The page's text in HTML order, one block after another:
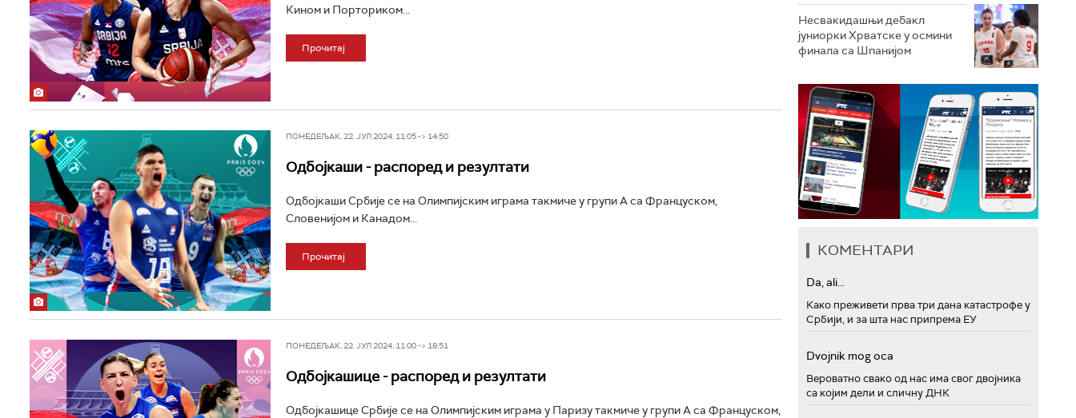
Кином и Порториком...
Прочитај
ПОНЕДЕЉАК, 22. ЈУЛ 2024, 11:05 -> 14:50
Одбојкаши - распоред и резултати
Одбојкаши Србије се на Олимпијским играма такмиче у групи А са Француском,
Словенијом и Канадом...
Прочитај
ПОНЕДЕЉАК, 22. ЈУЛ 2024, 11:00 -> 18:51
Одбојкашице - распоред и резултати
Одбојкашице Србије се на Олимпијским играма у Паризу такмиче у групи А са Француском,
Несвакидашњи дебакл
јуниорки Хрватске у осмини
финала са Шпанијом
КОМЕНТАРИ
Da, ali...
Како преживети прва три дана катастрофе у
Србији, и за шта нас припрема ЕУ
Dvojnik mog oca
Вероватно свако од нас има свог двојника
са којим дели и сличну ДНК